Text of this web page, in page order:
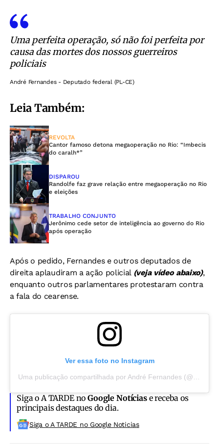
Uma perfeita operação, só não foi perfeita por
causa das mortes dos nossos guerreiros
policiais
André Fernandes - Deputado federal (PL-CE)
Leia Também:
REVOLTA
Cantor famoso detona megaoperação no Rio: “Imbecis
do caralh*”
DISPAROU
Randolfe faz grave relação entre megaoperação no Rio
e eleições
TRABALHO CONJUNTO
Jerônimo cede setor de inteligência ao governo do Rio
após operação
Após o pedido, Fernandes e outros deputados de
direita aplaudiram a ação policial (veja vídeo abaixo),
enquanto outros parlamentares protestaram contra
a fala do cearense.
Ver essa foto no Instagram
Siga o A TARDE noGoogle Notíciase receba os
principais destaques do dia.
Siga o A TARDE no Google Noticias